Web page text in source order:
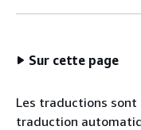
Sur cette page
Les traductions
traduction